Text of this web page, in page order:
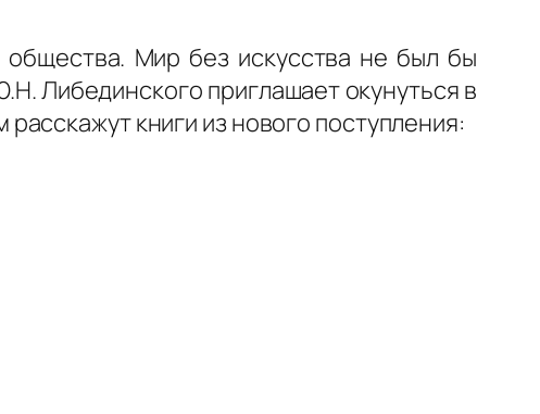
Мир без искусства не был бы
Либединского приглашает окунуться в
книги из нового поступления: